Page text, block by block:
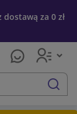
za 0 zł
szukaj